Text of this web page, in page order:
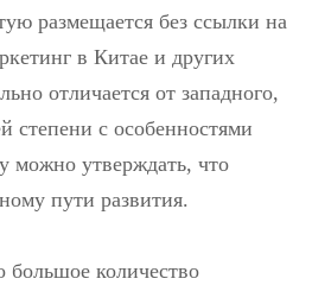
размещается без ссылки на
в Китае и других
отличается от западного,
степени с особенностями
можно утверждать, что
пути развития.
количество